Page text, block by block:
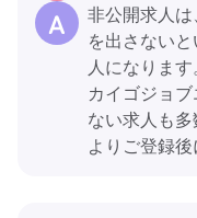
非公開求人
を出さない
人になります
カイゴジョ
ない求人も
よりご登録後